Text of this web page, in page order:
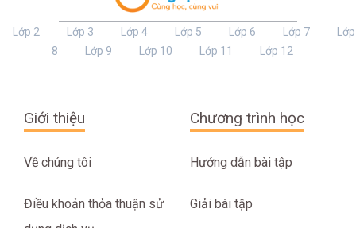
Lớp 2 Lớp 3 Lớp 4 Lớp 5 Lớp 6 Lớp 7
Lớp
8
Lớp 9 Lớp 10 Lớp 11 Lớp 12
Giới thiệu
Về chúng tôi
Điều khoản thỏa thuận sử
Chương trình học
Hướng dẫn bài tập
Giải bài tập